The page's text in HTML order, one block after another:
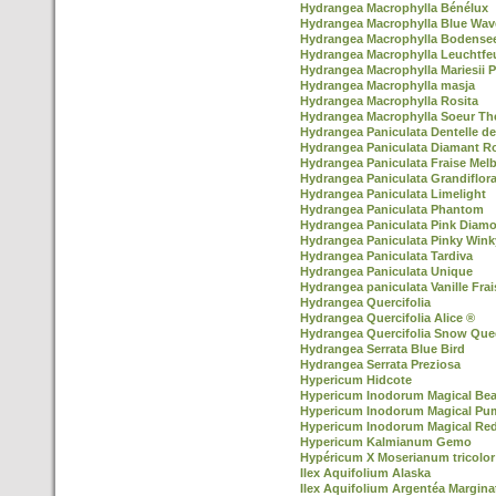
Hydrangea Macrophylla Bénélux
Hydrangea Macrophylla Blue
Hydrangea Macrophylla
Hydrangea Macrophylla
Hydrangea Macrophylla Mariesii
Hydrangea Macrophylla masja
Hydrangea Macrophylla Rosita
Hydrangea Macrophylla Soeur
Hydrangea Paniculata Dentelle
Hydrangea Paniculata Diamant
Hydrangea Paniculata Fraise
Hydrangea Paniculata Grandiflora
Hydrangea Paniculata Limelight
Hydrangea Paniculata Phantom
Hydrangea Paniculata Pink
Hydrangea Paniculata Pinky
Hydrangea Paniculata Tardiva
Hydrangea Paniculata Unique
Hydrangea paniculata Vanille
Hydrangea Quercifolia
Hydrangea Quercifolia Alice ®
Hydrangea Quercifolia Snow
Hydrangea Serrata Blue Bird
Hydrangea Serrata Preziosa
Hypericum Hidcote
Hypericum Inodorum Magical
Hypericum Inodorum Magical
Hypericum Inodorum Magical
Hypericum Kalmianum Gemo
Hypéricum X Moserianum tricolor
Ilex Aquifolium Alaska
Ilex Aquifolium Argentéa